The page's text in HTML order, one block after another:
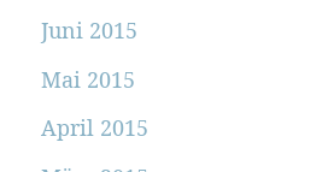
Juni 2015
Mai 2015
April 2015